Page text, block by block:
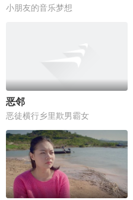
小朋友的音乐梦想
恶邻
恶徒横行乡里欺男霸女